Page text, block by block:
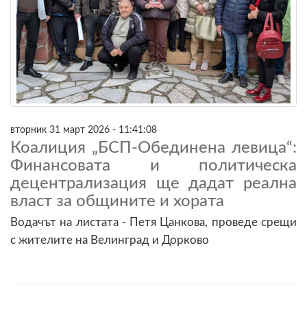
вторник 31 март 2026 - 11:41:08
Коалиция „БСП-Обединена левица“:
Финансовата и политическа
децентрализация ще дадат реална
власт за общините и хората
Водачът на листата - Петя Цанкова, проведе срещи
с жителите на Велинград и Дорково